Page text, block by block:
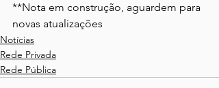
**Nota em construção, aguardem para
novas atualizações
Notícias
Rede Privada
Rede Pública